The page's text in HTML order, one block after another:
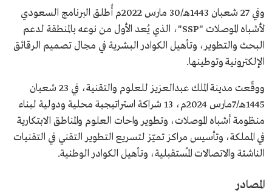
وفي 27 شعبان 1443هـ/30 مارس 2022م أُطلق البرنامج السعودي
لأشباه الموصلات "SSP"، الذي يُعد الأول من نوعه بالمنطقة لدعم
البحث والتطوير، وتأهيل الكوادر البشرية في مجال تصميم الرقائق
الإلكترونية وتوطينها.
ووقّعت مدينة الملك عبدالعزيز للعلوم والتقنية، في 23 شعبان
1445هـ/7مارس 2024م، 13 شراكة استراتيجية محلية ودولية لبناء
منظومة أشباه الموصلات، وتطوير واحات العلوم والمناطق الابتكارية
في المملكة، وتأسيس مراكز تميّز لتسريع التطوير التقني في التقنيات
الناشئة والاتصالات المُستقبلية، وتأهيل الكوادر الوطنية.
المصادر